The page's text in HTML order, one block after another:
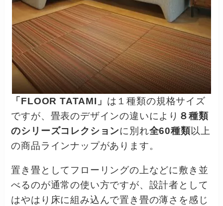
「FLOOR TATAMI」 は１種類の規格サイズ
ですが、畳表のデザインの違いにより ８種類
のシリーズコレクションに別れ全60種類以上
の商品ラインナップがあります。
置き畳としてフローリングの上などに敷き並
べるのが通常の使い方ですが、設計者として
はやはり床に組み込んで置き畳の薄さを感じ